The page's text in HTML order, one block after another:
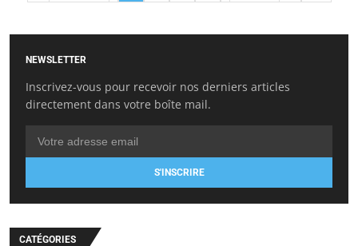
NEWSLETTER
Inscrivez-vous pour recevoir nos derniers articles
directement dans votre boîte mail.
S'INSCRIRE
CATÉGORIES